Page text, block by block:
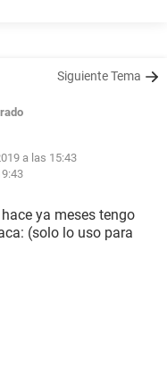
Siguiente Tema
a las 15:43
ya meses tengo
(solo lo uso para